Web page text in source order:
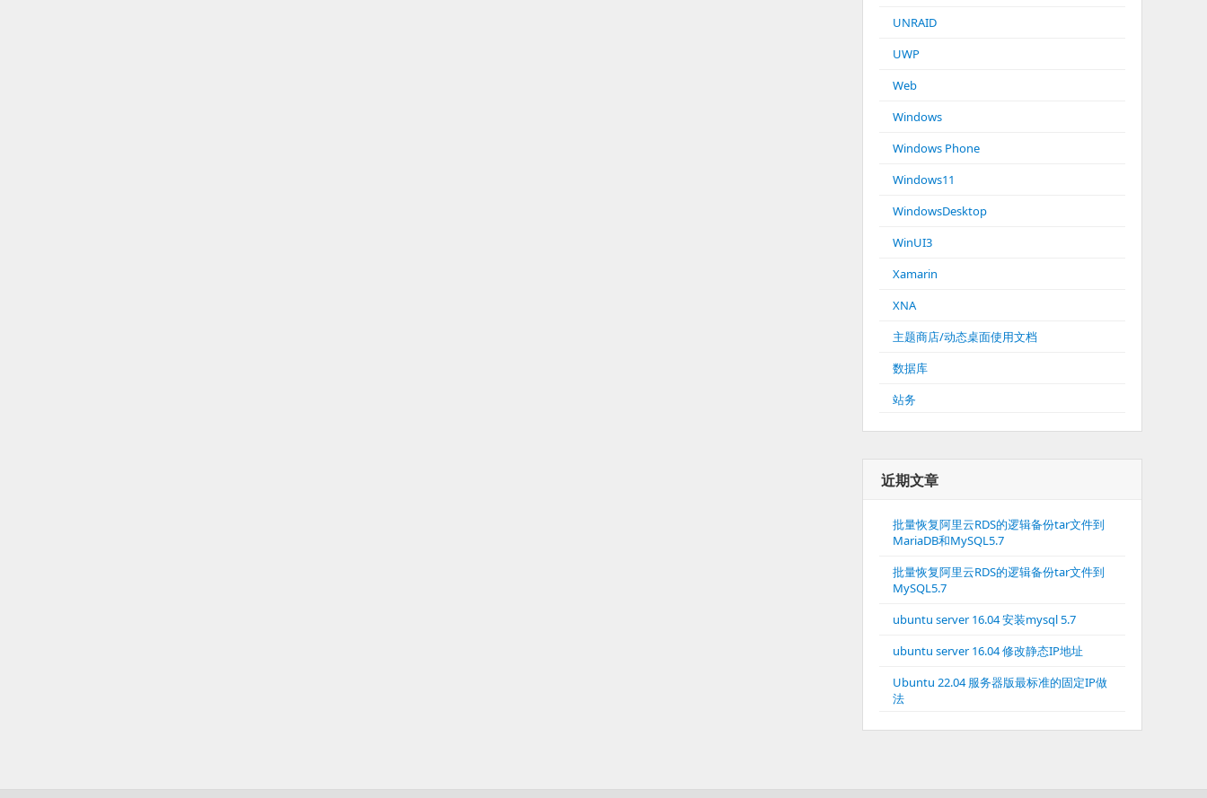
UNRAID
UWP
Web
Windows
Windows Phone
Windows11
WindowsDesktop
WinUI3
Xamarin
XNA
主题商店/动态桌面使用文档
数据库
站务
近期文章
批量恢复阿里云RDS的逻辑备份tar文件到
MariaDB和MySQL5.7
批量恢复阿里云RDS的逻辑备份tar文件到
MySQL5.7
ubuntu server 16.04 安装mysql 5.7
ubuntu server 16.04 修改静态IP地址
Ubuntu 22.04 服务器版最标准的固定IP做
法